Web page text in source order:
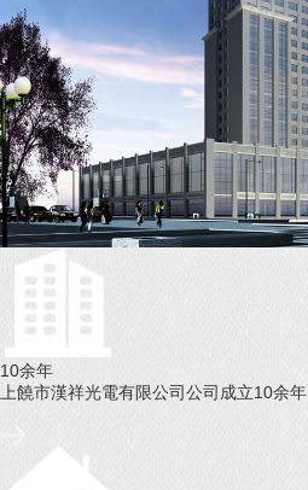
10余年
上饒市漢祥光電有限公司公司成立10余年